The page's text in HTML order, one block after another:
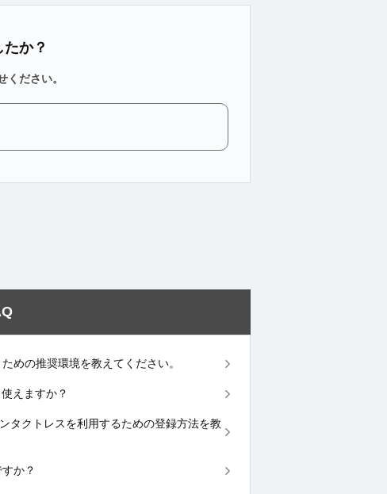
か？
ください。
めの推奨環境を教えてください。
えますか？
タクトレスを利用するための登録方法を教
か？